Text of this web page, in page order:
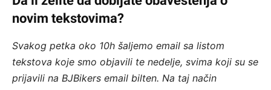
novim tekstovima?
Svakog petka oko 10h šaljemo email sa listom
tekstova koje smo objavili te nedelje, svima koji su se
prijavili na BJBikers email bilten. Na taj način